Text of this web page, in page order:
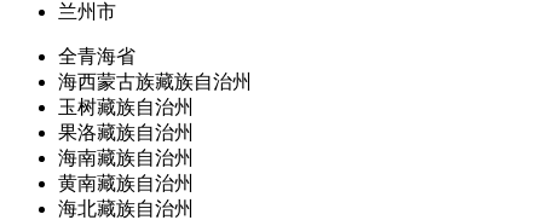
兰州市
全青海省
海西蒙古族藏族自治州
玉树藏族自治州
果洛藏族自治州
海南藏族自治州
黄南藏族自治州
海北藏族自治州